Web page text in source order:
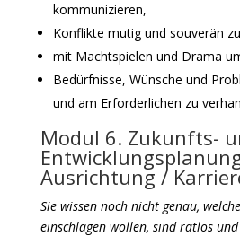
kommunizieren,
Konflikte mutig und souverän
mit Machtspielen und Drama
Bedürfnisse, Wünsche und
und am Erforderlichen zu
Modul 6. Zukunfts-
Ausrichtung /
Sie wissen noch nicht genau,
einschlagen wollen, sind ratlos